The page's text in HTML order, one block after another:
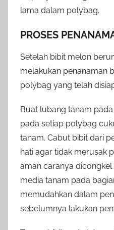
lama dalam polybag.
PROSES
Setelah bibit melon
melakukan penanaman
polybag yang telah
Buat lubang tanam
pada setiap polybag
tanam. Cabut bibit dari
hati agar tidak merusak
aman caranya dicongkel
media tanam pada
memudahkan dalam
sebelumnya lakukan